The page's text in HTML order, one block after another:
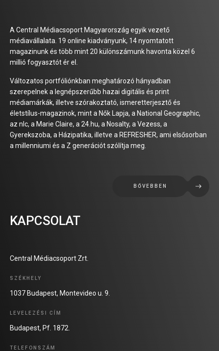
A Central Médiacsoport Magyarország egyik vezető
médiavállalata. 19 online kiadványunk, 14 nyomtatott
magazinunk és több mint 20 különszámunk havonta közel 6
millió fogyasztót ér el.
Változatos portfóliónkban meghatározó hányadban
szerepelnek a legnépszerűbb hazai digitális és print
médiamárkák, illetve szórakoztató, ismeretterjesztő és
életstílus-magazinok, mint a Nők Lapja, a National Geographic,
az nlc, a Marie Claire, a 24.hu, a Nosalty, a Vezess, a
Gyerekszoba, a Házipatika, illetve a REFRESHER, ami elsősorban
a millenniumi és a Z generációt szólítja meg.
BŐVEBBEN
KAPCSOLAT
Central Médiacsoport Zrt.
SZÉKHELY
1037 Budapest, Montevideo u. 9.
LEVELEZÉSI CÍM
Budapest, Pf. 1872.
TELEFONSZÁM